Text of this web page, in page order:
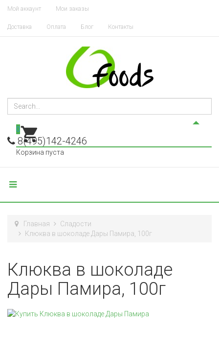
Мой аккаунт Мои заказы
Доставка Оплата Блог Контакты
8(495)142-4246
0
Корзина пуста
Главная
Сладости
Клюква в шоколаде Дары Памира, 100г
Клюква в шоколаде
Дары Памира, 100г